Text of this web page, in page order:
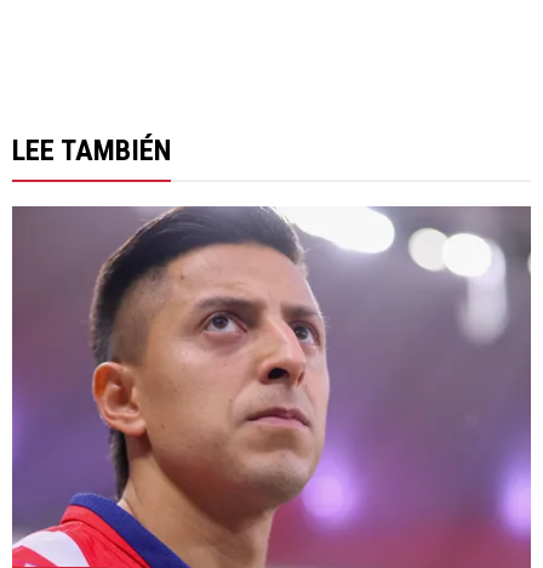
LEE TAMBIÉN